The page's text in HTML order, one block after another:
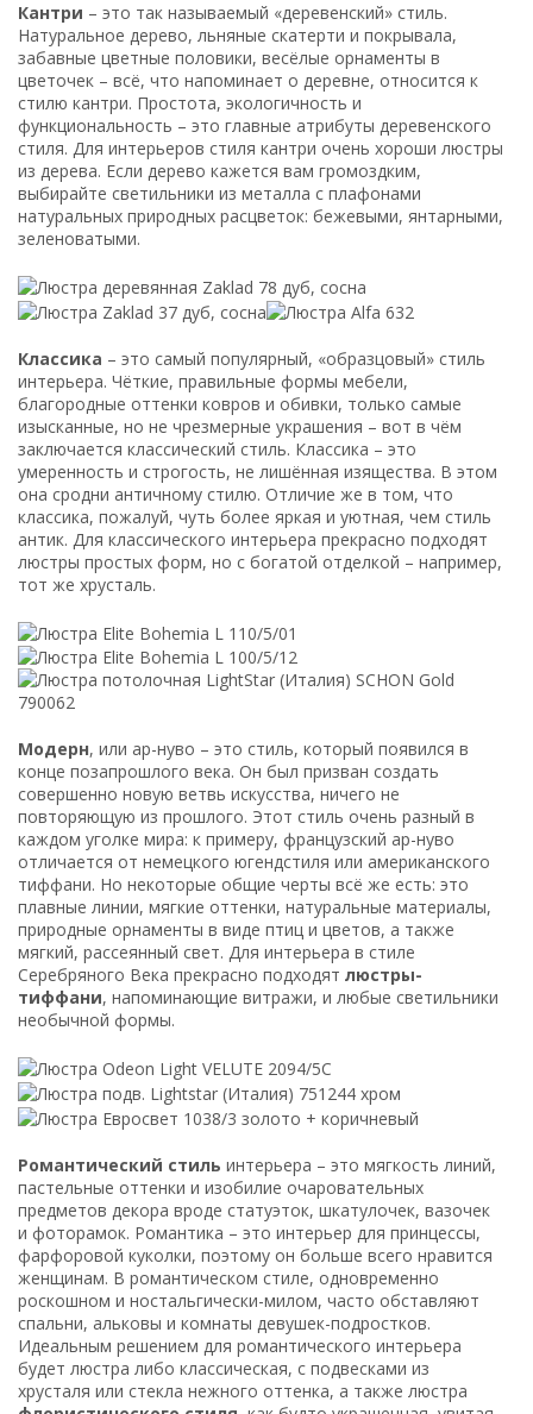
Кантри – это так называемый «деревенский» стиль.
Натуральное дерево, льняные скатерти и покрывала,
забавные цветные половики, весёлые орнаменты в
цветочек – всё, что напоминает о деревне, относится к
стилю кантри. Простота, экологичность и
функциональность – это главные атрибуты деревенского
стиля. Для интерьеров стиля кантри очень хороши люстры
из дерева. Если дерево кажется вам громоздким,
выбирайте светильники из металла с плафонами
натуральных природных расцветок: бежевыми, янтарными,
зеленоватыми.
Классика – это самый популярный, «образцовый» стиль
интерьера. Чёткие, правильные формы мебели,
благородные оттенки ковров и обивки, только самые
изысканные, но не чрезмерные украшения – вот в чём
заключается классический стиль. Классика – это
умеренность и строгость, не лишённая изящества. В этом
она сродни античному стилю. Отличие же в том, что
классика, пожалуй, чуть более яркая и уютная, чем стиль
антик. Для классического интерьера прекрасно подходят
люстры простых форм, но с богатой отделкой – например,
тот же хрусталь.
Модерн, или ар-нуво – это стиль, который появился в
конце позапрошлого века. Он был призван создать
совершенно новую ветвь искусства, ничего не
повторяющую из прошлого. Этот стиль очень разный в
каждом уголке мира: к примеру, французский ар-нуво
отличается от немецкого югендстиля или американского
тиффани. Но некоторые общие черты всё же есть: это
плавные линии, мягкие оттенки, натуральные материалы,
природные орнаменты в виде птиц и цветов, а также
мягкий, рассеянный свет. Для интерьера в стиле
Серебряного Века прекрасно подходят люстры-
тиффани, напоминающие витражи, и любые светильники
необычной формы.
Романтический стиль интерьера – это мягкость линий,
пастельные оттенки и изобилие очаровательных
предметов декора вроде статуэток, шкатулочек, вазочек
и фоторамок. Романтика – это интерьер для принцессы,
фарфоровой куколки, поэтому он больше всего нравится
женщинам. В романтическом стиле, одновременно
роскошном и ностальгически-милом, часто обставляют
спальни, альковы и комнаты девушек-подростков.
Идеальным решением для романтического интерьера
будет люстра либо классическая, с подвесками из
хрусталя или стекла нежного оттенка, а также люстра